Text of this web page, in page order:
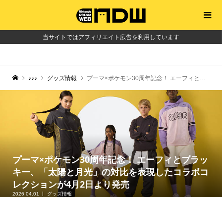
当サイトではアフィリエイト広告を利用しています
♪♪♪ グッズ情報 プーマ×ポケモン30周年記念！ エーフィとブラッキー、「太陽と月光」の対比を表現したコラボコレクションが4月2日より発売
プーマ×ポケモン30周年記念！ エーフィとブラッ
キー、「太陽と月光」の対比を表現したコラボコ
レクションが4月2日より発売
2026.04.01 グッズ情報